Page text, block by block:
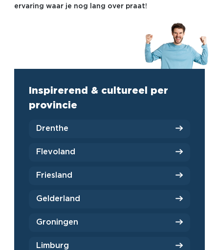
ervaring waar je nog lang over praat!
Inspirerend & cultureel per
provincie
Drenthe
Flevoland
Friesland
Gelderland
Groningen
Limburg